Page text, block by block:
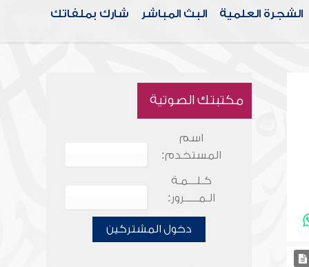
الشجرة العلمية البث المباشر شارك بملفاتك
مكتبتك الصوتية
اسم
المستخدم:
كـلـــمـة
الـمـــــرور:
دخول المشتركين